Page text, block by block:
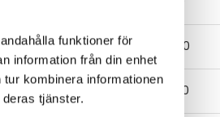
funktioner för
information från din enhet
kombinera informationen
tjänster.
74.0
90.0